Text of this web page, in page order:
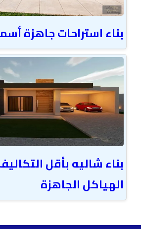
بناء استراحات جاهزة
بناء شاليه بأقل
الهياكل الجاهزة